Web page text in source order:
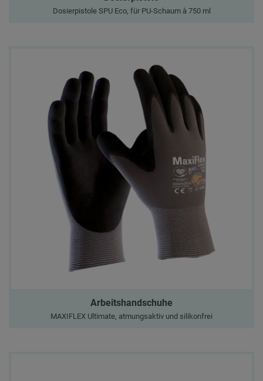
Dosierpistole SPU Eco, für PU-Schaum à 750 ml
Arbeitshandschuhe
MAXIFLEX Ultimate, atmungsaktiv und silikonfrei